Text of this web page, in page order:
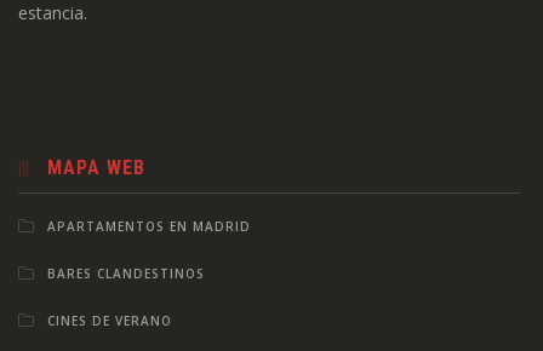
estancia.
MAPA WEB
APARTAMENTOS EN MADRID
BARES CLANDESTINOS
CINES DE VERANO